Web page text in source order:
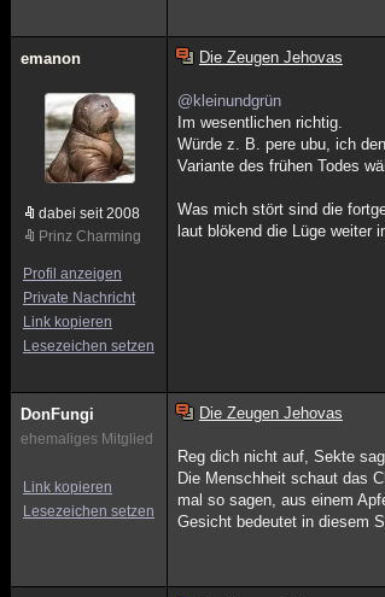
emanon
dabei seit 2008
Prinz Charming
Profil anzeigen
Private Nachricht
Link kopieren
Lesezeichen setzen
Die Zeugen Jehovas
@kleinundgrün
Im wesentlichen richtig.
Würde z. B. pere ubu, ich
Variante des frühen Todes
Was mich stört sind die
laut blökend die Lüge weiter
DonFungi
ehemaliges Mitglied
Link kopieren
Lesezeichen setzen
Die Zeugen Jehovas
Reg dich nicht auf, Sekte
Die Menschheit schaut das
mal so sagen, aus einem
Gesicht bedeutet in diesem